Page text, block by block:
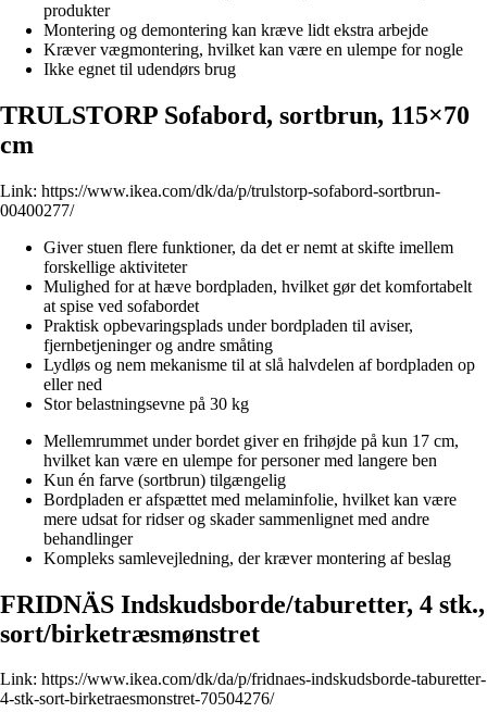
produkter
Montering og demontering kan kræve lidt ekstra arbejde
Kræver vægmontering, hvilket kan være en ulempe for nogle
Ikke egnet til udendørs brug
TRULSTORP Sofabord, sortbrun, 115×70
cm
Link: https://www.ikea.com/dk/da/p/trulstorp-sofabord-sortbrun-
00400277/
Giver stuen flere funktioner, da det er nemt at skifte imellem
forskellige aktiviteter
Mulighed for at hæve bordpladen, hvilket gør det komfortabelt
at spise ved sofabordet
Praktisk opbevaringsplads under bordpladen til aviser,
fjernbetjeninger og andre småting
Lydløs og nem mekanisme til at slå halvdelen af bordpladen op
eller ned
Stor belastningsevne på 30 kg
Mellemrummet under bordet giver en frihøjde på kun 17 cm,
hvilket kan være en ulempe for personer med langere ben
Kun én farve (sortbrun) tilgængelig
Bordpladen er afspættet med melaminfolie, hvilket kan være
mere udsat for ridser og skader sammenlignet med andre
behandlinger
Kompleks samlevejledning, der kræver montering af beslag
FRIDNÄS Indskudsborde/taburetter, 4 stk.,
sort/birketræsmønstret
Link: https://www.ikea.com/dk/da/p/fridnaes-indskudsborde-taburetter-
4-stk-sort-birketraesmonstret-70504276/